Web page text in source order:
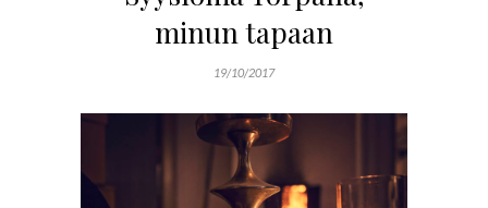
minun tapaan
19/10/2017